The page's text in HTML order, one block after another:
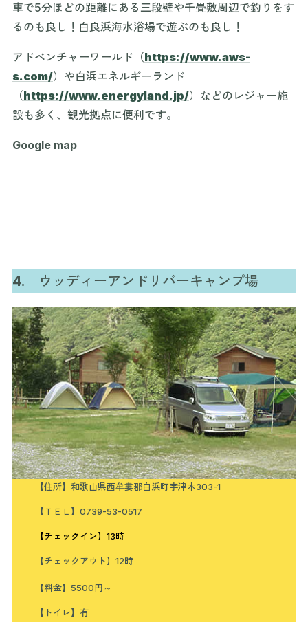
車で5分ほどの距離にある三段壁や千畳敷周辺で釣りをす
るのも良し！白良浜海水浴場で遊ぶのも良し！
アドベンチャーワールド（https://www.aws-
s.com/）や白浜エネルギーランド
（https://www.energyland.jp/）などのレジャー施
設も多く、観光拠点に便利です。
Google map
4. ウッディーアンドリバーキャンプ場
【住所】和歌山県西牟婁郡白浜町宇津木303-1
【ＴＥＬ】0739-53-0517
【チェックイン】13時
【チェックアウト】12時
【料金】5500円～
【トイレ】有